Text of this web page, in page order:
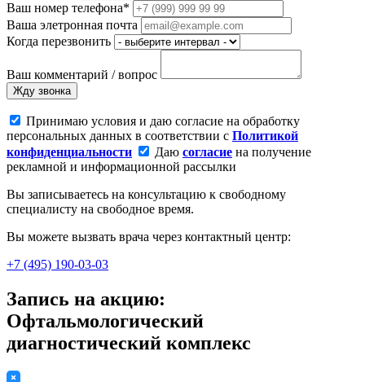
Ваш номер телефона*
Ваша элетронная почта
Когда перезвонить
Ваш комментарий / вопрос
Жду звонка
Принимаю условия и даю согласие на обработку
персональных данных в соответствии с Политикой
конфиденциальности
Даю согласие на получение
рекламной и информационной рассылки
Вы записываетесь на консультацию к свободному
специалисту на свободное время.
Вы можете вызвать врача через контактный центр:
+7 (495) 190-03-03
Запись на акцию:
Офтальмологический
диагностический комплекс